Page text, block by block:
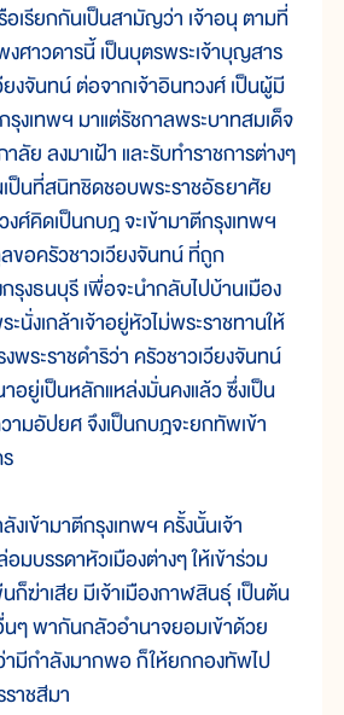
รียกกันเป็นสามัญว่า เจ้าอนุ ตามที่
ศาวดารนี้ เป็นบุตรพระเจ้าบุญสาร
งจันทน์ ต่อจากเจ้าอินทวงศ์ เป็นผู้มี
งเทพฯ มาแต่รัชกาลพระบาทสมเด็จ
ย ลงมาเฝ้า และรับทำราชการต่างๆ
ป็นที่สนิทชิดชอบพระราชอัธยาศัย
ศ์คิดเป็นกบฎ จะเข้ามาตีกรุงเทพฯ
ขอครัวชาวเวียงจันทน์ ที่ถูก
งธนบุรี เพื่อจะนำกลับไปบ้านเมือง
นั่งเกล้าเจ้าอยู่หัวไม่พระราชทานให้
พระราชดำริว่า ครัวชาวเวียงจันทน์
าอยู่เป็นหลักแหล่งมั่นคงแล้ว ซึ่งเป็น
ามอัปยศ จึงเป็นกบฎจะยกทัพเข้า
ข้ามาตีกรุงเทพฯ ครั้งนั้นเจ้า
มบรรดาหัวเมืองต่างๆ ให้เข้าร่วม
นก็ฆ่าเสีย มีเจ้าเมืองกาฬสินธุ์ เป็นต้น
นๆ พากันกลัวอำนาจยอมเข้าด้วย
ามีกำลังมากพอ ก็ให้ยกกองทัพไป
าชสีมา